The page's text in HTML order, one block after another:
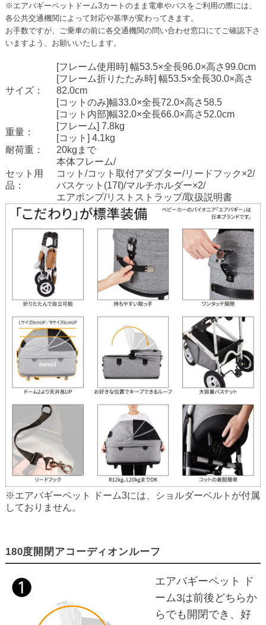
※エアバギーペットドーム3カートのまま電車やバスをご利用の際には、
各公共交通機関によって対応や基準が変わってきます。
お手数ですが、ご乗車の前に各交通機関の問い合わせ窓口にてご確認下さ
いますよう、お願いいたします。
サイズ：
[フレーム使用時] 幅53.5×全長96.0×高さ99.0cm
[フレーム折りたたみ時] 幅53.5×全長30.0×高さ
82.0cm
[コットのみ]幅33.0×全長72.0×高さ58.5
[コット内部]幅32.0×全長66.0×高さ52.0cm
重量：
[フレーム] 7.8kg
[コット] 4.1kg
耐荷重：
20kgまで
セット用
品：
本体フレーム/
コット/コット取付アダプター/リードフック×2/
バスケット(17ℓ)/マルチホルダー×2/
エアポンプ/リストストラップ/取扱説明書
※エアバギーペット ドーム3には、ショルダーベルトが付属
しておりません。
180度開閉アコーディオンルーフ
エアバギーペット ド
ーム3は前後どちらか
らでも開閉でき、好